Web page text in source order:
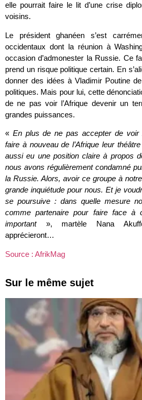
elle pourrait faire le lit d’une crise
voisins.
Le président ghanéen s’est
occidentaux dont la réunion à
occasion d’admonester la Russie. Ce
prend un risque politique certain. En
donner des idées à Vladimir Poutine
politiques. Mais pour lui, cette
de ne pas voir l’Afrique devenir un
grandes puissances.
« En plus de ne pas accepter de voir
faire à nouveau de l’Afrique leur
aussi eu une position claire à propos
nous avons régulièrement condamné
la Russie. Alors, avoir ce groupe à
grande inquiétude pour nous. Et je
se poursuive : dans quelle mesure
comme partenaire pour faire face à
important », martèle Nana
apprécieront…
Source : AfrikMag
Sur le même sujet